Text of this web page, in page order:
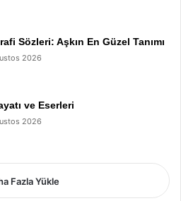
Sözleri: Aşkın En Güzel Tanımı
2026
ve Eserleri
2026
Fazla Yükle